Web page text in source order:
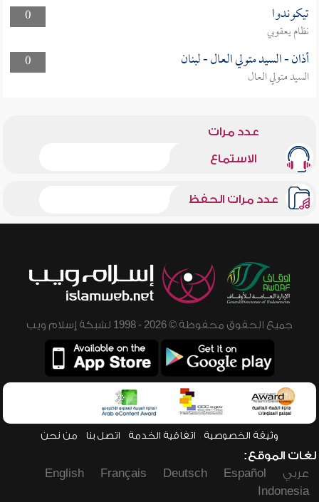
0
تيكوندوا
نظام يعقوبي
0
أذان - السيد متولي العال - لبنان
السيد متولي العال
عدد مرات
الاستماع
عدد مرات الحفظ
جميع الحقوق محفوظة © 2026 - 1998 لشبكة إسلام ويب
وثيقة الخصوصية اتفاقية الخدمة اتصل بنا من نحن
لغات الموقع:
عربي
Español
Deutsch
Français
English
Indonesia